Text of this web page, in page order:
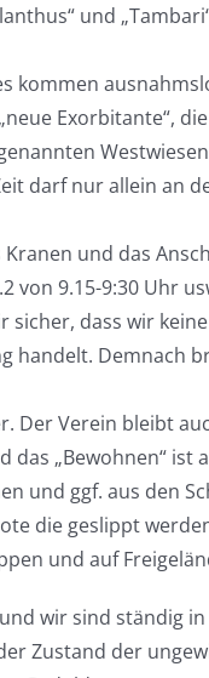
und
Exorbitante“,
darf nur allein an
und das
von 9.15-9:30 Uhr
dass wir
handelt. Demnach
Der Verein bleibt
das „Bewohnen“ ist
und ggf. aus den
die geslippt
und auf
wir sind ständig
Zustand der